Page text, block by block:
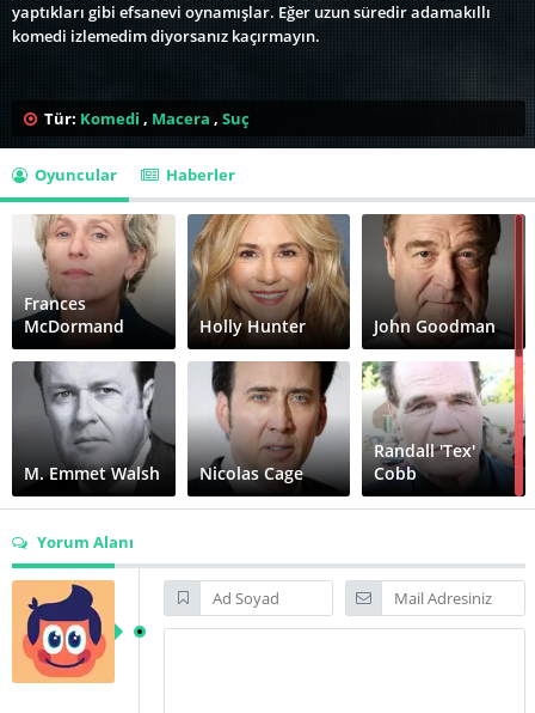
yaptıkları gibi efsanevi oynamışlar. Eğer uzun süredir adamakıllı
komedi izlemedim diyorsanız kaçırmayın.
Tür: Komedi , Macera , Suç
Oyuncular Haberler
Frances
McDormand
Holly Hunter John Goodman
M. Emmet Walsh Nicolas Cage
Randall 'Tex'
Cobb
Sam McMurray Trey Wilson William Forsythe
Yorum Alanı